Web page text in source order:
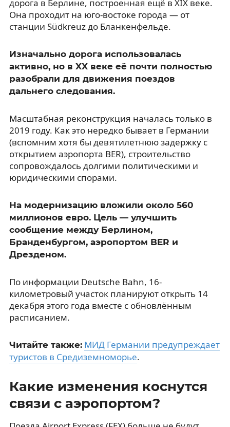
дорога в Берлине, построенная ещё в XIX веке.
Она проходит на юго-востоке города — от
станции Südkreuz до Бланкенфельде.
Изначально дорога использовалась
активно, но в XX веке её почти полностью
разобрали для движения поездов
дальнего следования.
Масштабная реконструкция началась только в
2019 году. Как это нередко бывает в Германии
(вспомним хотя бы девятилетнюю задержку с
открытием аэропорта BER), строительство
сопровождалось долгими политическими и
юридическими спорами.
На модернизацию вложили около 560
миллионов евро. Цель — улучшить
сообщение между Берлином,
Бранденбургом, аэропортом BER и
Дрезденом.
По информации Deutsche Bahn, 16-
километровый участок планируют открыть 14
декабря этого года вместе с обновлённым
расписанием.
Читайте также: МИД Германии предупреждает
туристов в Средиземноморье.
Какие изменения коснутся
связи с аэропортом?